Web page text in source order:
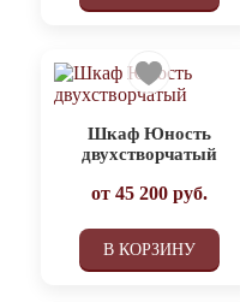
Шкаф Юность
двухстворчатый
от 45 200руб.
В КОРЗИНУ